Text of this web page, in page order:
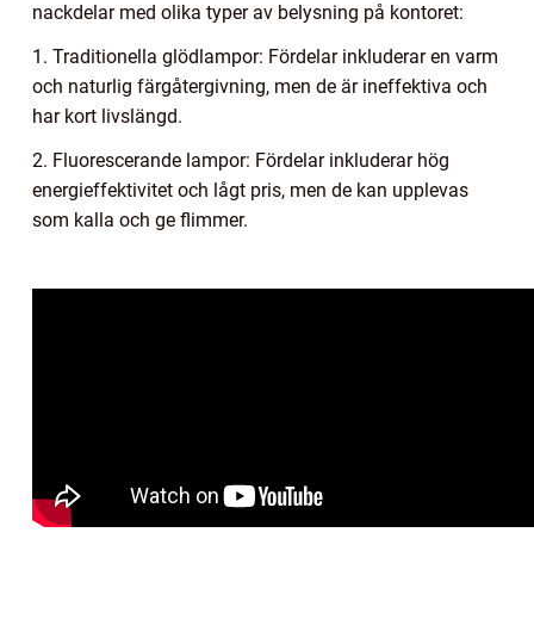
nackdelar med olika typer av belysning på kontoret:
1. Traditionella glödlampor: Fördelar inkluderar en varm
och naturlig färgåtergivning, men de är ineffektiva och
har kort livslängd.
2. Fluorescerande lampor: Fördelar inkluderar hög
energieffektivitet och lågt pris, men de kan upplevas
som kalla och ge flimmer.